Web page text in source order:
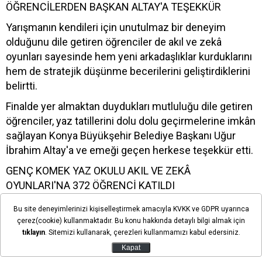
ÖĞRENCİLERDEN BAŞKAN ALTAY'A TEŞEKKÜR
Yarışmanın kendileri için unutulmaz bir deneyim
olduğunu dile getiren öğrenciler de akıl ve zekâ
oyunları sayesinde hem yeni arkadaşlıklar kurduklarını
hem de stratejik düşünme becerilerini geliştirdiklerini
belirtti.
Finalde yer almaktan duydukları mutluluğu dile getiren
öğrenciler, yaz tatillerini dolu dolu geçirmelerine imkân
sağlayan Konya Büyükşehir Belediye Başkanı Uğur
İbrahim Altay'a ve emeği geçen herkese teşekkür etti.
GENÇ KOMEK YAZ OKULU AKIL VE ZEKÂ
OYUNLARI'NA 372 ÖĞRENCİ KATILDI
Konya Büyükşehir Belediyesi Genç KOMEK Yaz Okulu
kapsamında yüz yüze ve uzaktan eğitim
programlarında Akıl ve Zekâ Oyunları eğitimi alan
öğrenciler ile Özel Genç KOMEK öğrencilerinin
Bu site deneyimlerinizi kişiselleştirmek amacıyla KVKK ve GDPR uyarınca
çerez(cookie) kullanmaktadır. Bu konu hakkında detaylı bilgi almak için
tıklayın. Sitemizi kullanarak, çerezleri kullanmamızı kabul edersiniz.
Kapat